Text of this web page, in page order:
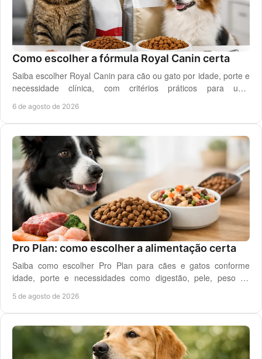
Como escolher a fórmula Royal Canin certa
Saiba escolher Royal Canin para cão ou gato por idade, porte e
necessidade clínica, com critérios práticos para uma
6 de agosto de 2026
Pro Plan: como escolher a alimentação certa
Saiba como escolher Pro Plan para cães e gatos conforme
idade, porte e necessidades como digestão, pele, peso ou
5 de agosto de 2026